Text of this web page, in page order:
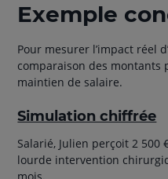
Exemple
Pour mesurer l’impact réel
comparaison des montants
maintien de salaire.
Simulation chiffrée
Salarié, Julien perçoit 2
lourde intervention